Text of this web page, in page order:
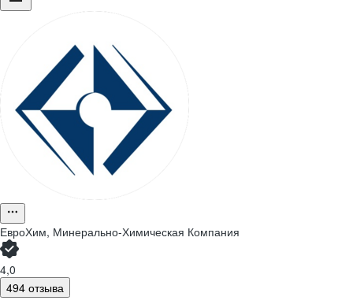
ЕвроХим, Минерально-Химическая Компания
4,0
494 отзыва
О компании